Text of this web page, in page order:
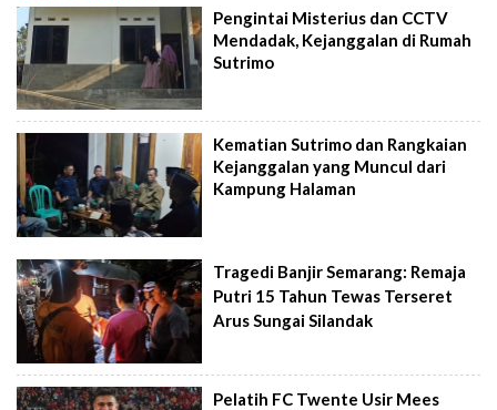
Pengintai Misterius dan CCTV
Mendadak, Kejanggalan di Rumah
Sutrimo
Kematian Sutrimo dan Rangkaian
Kejanggalan yang Muncul dari
Kampung Halaman
Tragedi Banjir Semarang: Remaja
Putri 15 Tahun Tewas Terseret
Arus Sungai Silandak
Pelatih FC Twente Usir Mees